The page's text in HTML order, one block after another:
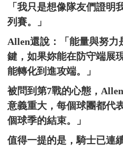
「我只是想像隊友們證明
列賽。」
Allen還說：「能量與努力
鍵，如果妳能在防守端展
能轉化到進攻端。」
被問到第7戰的心態，
意義重大，每個球團都代
個球季的結束。」
值得一提的是，騎士已連